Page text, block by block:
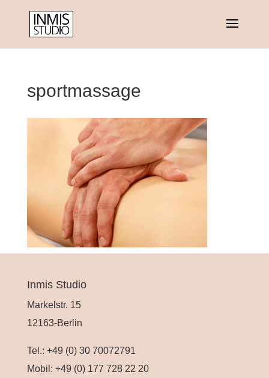
sportmassage
Inmis Studio
Markelstr. 15
12163-Berlin
Tel.: +49 (0) 30 70072791
Mobil: +49 (0) 177 728 22 20